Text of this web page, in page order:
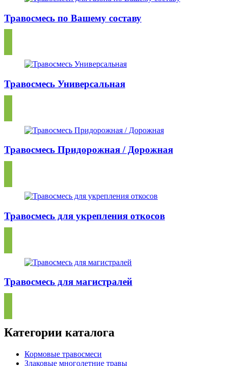
Травосмесь по Вашему составу
Травосмесь Универсальная
Травосмесь Придорожная / Дорожная
Травосмесь для укрепления откосов
Травосмесь для магистралей
Категории каталога
Кормовые травосмеси
Злаковые многолетние травы